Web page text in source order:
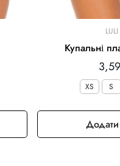
Купальні
ціна
XS S